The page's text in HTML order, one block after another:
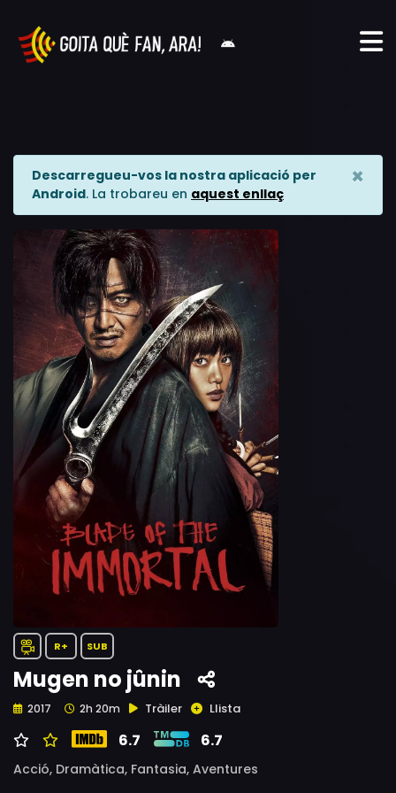
Descarregueu-vos la nostra aplicació per
Android. La trobareu en aquest enllaç
×
R+ SUB
Mugen no jûnin
2017 2h 20m Tràiler Llista
6.7 6.7
Acció, Dramàtica, Fantasia, Aventures